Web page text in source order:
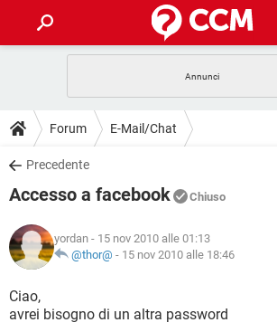
INTRATTENIMENTO
iOS
INSTAGRAM WHATSAPP
TIKTOK
HARDWARE
GUIDE
COVID-19
INSTAGRAM
TIKTOK
HARDWARE
DOWNLOAD
COVID-19 GAMING
INTRATTENIMENTO
iOS WINDOWS 10
INSTAGRAM
TIKTOK FACEBOOK
COVID-19
INTRATTENIMENTO
iOS
GLOSSARIO
COVID-19
INTRATTENIMENTO ANDROID
Forum E-Mail/Chat
Precedente
Accesso a facebook Chiuso
yordan - 15 nov 2010 alle 01:13
@thor@ - 15 nov 2010 alle 18:46
Ciao,
avrei bisogno di un altra password